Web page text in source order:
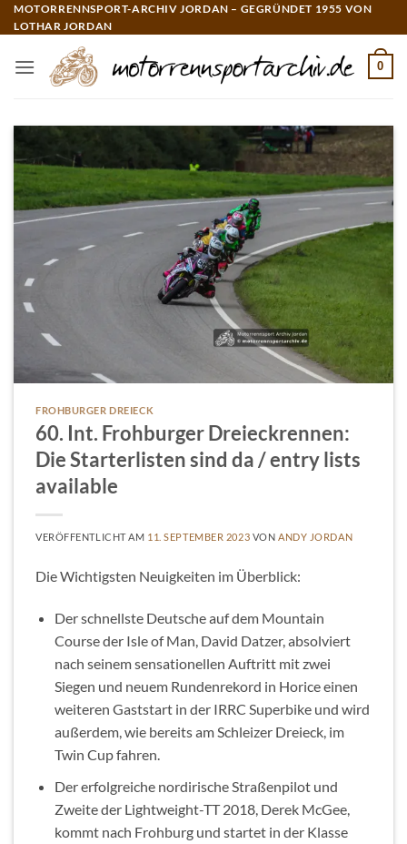
Zum
Inhalt
MOTORRENNSPORT-ARCHIV JORDAN – GEGRÜNDET 1955 VON
LOTHAR JORDAN
0
FROHBURGER DREIECK
60. Int. Frohburger Dreieckrennen:
Die Starterlisten sind da / entry lists
available
VERÖFFENTLICHT AM 11. SEPTEMBER 2023 VON ANDY JORDAN
Die Wichtigsten Neuigkeiten im Überblick:
Der schnellste Deutsche auf dem Mountain
Course der Isle of Man, David Datzer, absolviert
nach seinem sensationellen Auftritt mit zwei
Siegen und neuem Rundenrekord in Horice einen
weiteren Gaststart in der IRRC Superbike und wird
außerdem, wie bereits am Schleizer Dreieck, im
Twin Cup fahren.
Der erfolgreiche nordirische Straßenpilot und
Zweite der Lightweight-TT 2018, Derek McGee,
kommt nach Frohburg und startet in der Klasse